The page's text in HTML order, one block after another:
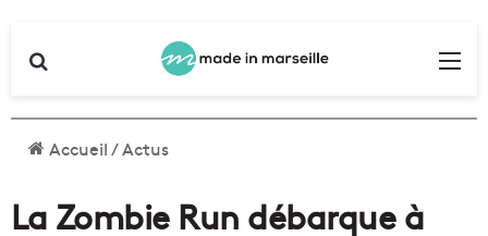
Accueil/Actus
La Zombie Run débarque à